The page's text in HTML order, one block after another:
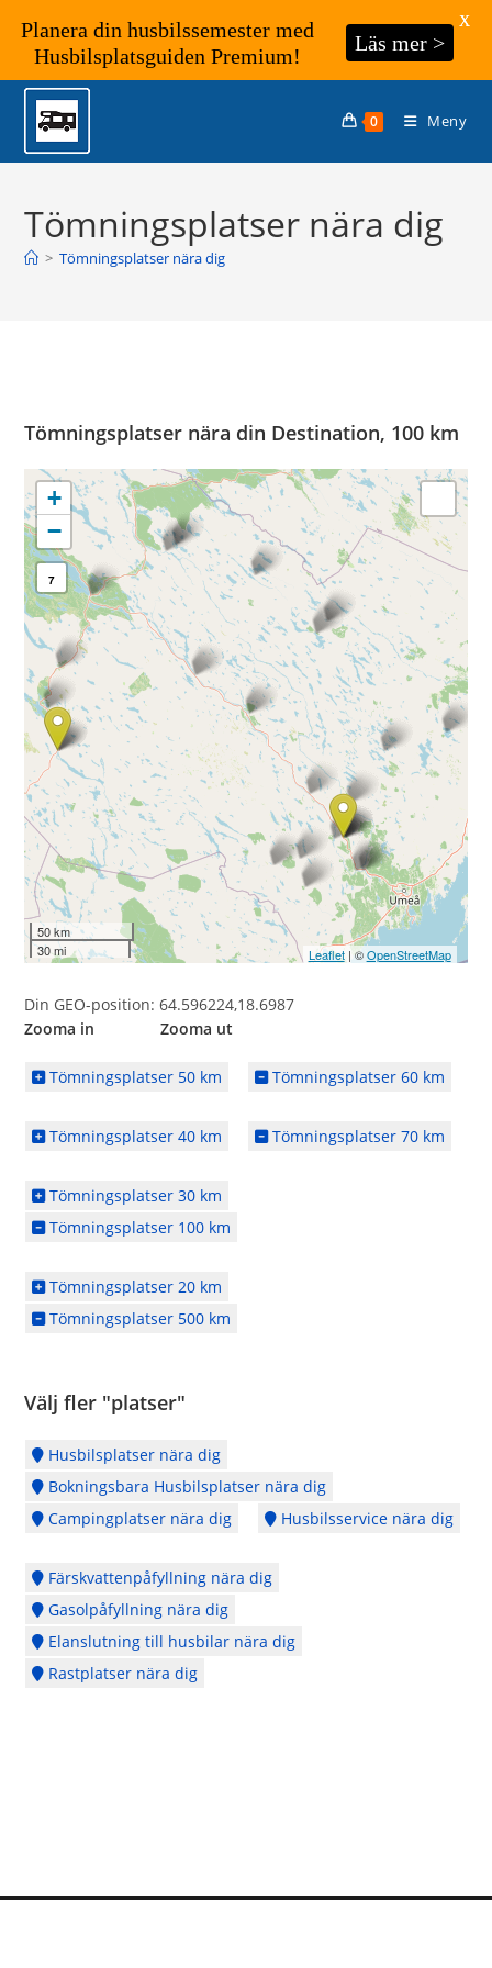
Hoppa
innehållet
0 Meny
Tömningsplatser nära dig
> Tömningsplatser nära dig
Tömningsplatser nära din Destination, 100 km
+
−
7
50 km
30 mi
Leaflet| ©OpenStreetMap
Din GEO-position: 64.596224,18.6987
Zooma in Zooma ut
Tömningsplatser 50 km Tömningsplatser 60 km
Tömningsplatser 40 km Tömningsplatser 70 km
Tömningsplatser 30 km
Tömningsplatser 100 km
Tömningsplatser 20 km
Tömningsplatser 500 km
Välj fler "platser"
Husbilsplatser nära dig
Bokningsbara Husbilsplatser nära dig
Campingplatser nära dig
Husbilsservice nära dig
Färskvattenpåfyllning nära dig
Gasolpåfyllning nära dig
Elanslutning till husbilar nära dig
Rastplatser nära dig
Planera din husbilssemester med
Husbilsplatsguiden Premium!
Läs mer >
X